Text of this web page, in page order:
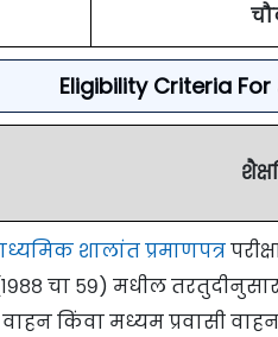
Eligibility Criteria
शालांत प्रमाणपत्र
चा ५९) मधील
वाहन किंवा मध्यम प्रवासी